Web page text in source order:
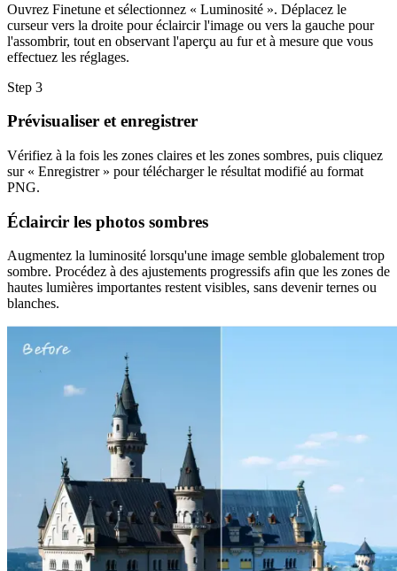
Ouvrez Finetune et sélectionnez « Luminosité ». Déplacez le
curseur vers la droite pour éclaircir l'image ou vers la gauche pour
l'assombrir, tout en observant l'aperçu au fur et à mesure que vous
effectuez les réglages.
Step 3
Prévisualiser et enregistrer
Vérifiez à la fois les zones claires et les zones sombres, puis cliquez
sur « Enregistrer » pour télécharger le résultat modifié au format
PNG.
Éclaircir les photos sombres
Augmentez la luminosité lorsqu'une image semble globalement trop
sombre. Procédez à des ajustements progressifs afin que les zones de
hautes lumières importantes restent visibles, sans devenir ternes ou
blanches.